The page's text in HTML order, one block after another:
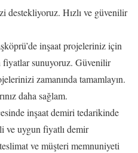
destekliyoruz. Hızlı ve güvenilir
inşaat projeleriniz için
fiyatlar sunuyoruz. Güvenilir
zamanında tamamlayın.
daha sağlam.
inşaat demiri tedarikinde
ve uygun fiyatlı demir
ve müşteri memnuniyeti